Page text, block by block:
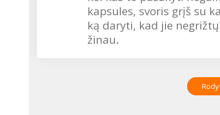
kapsules, svoris grįš su
ką daryti, kad jie
žinau.